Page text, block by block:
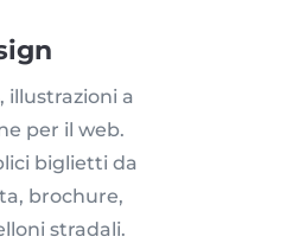
illustrazioni a
per il web.
biglietti da
brochure,
stradali.